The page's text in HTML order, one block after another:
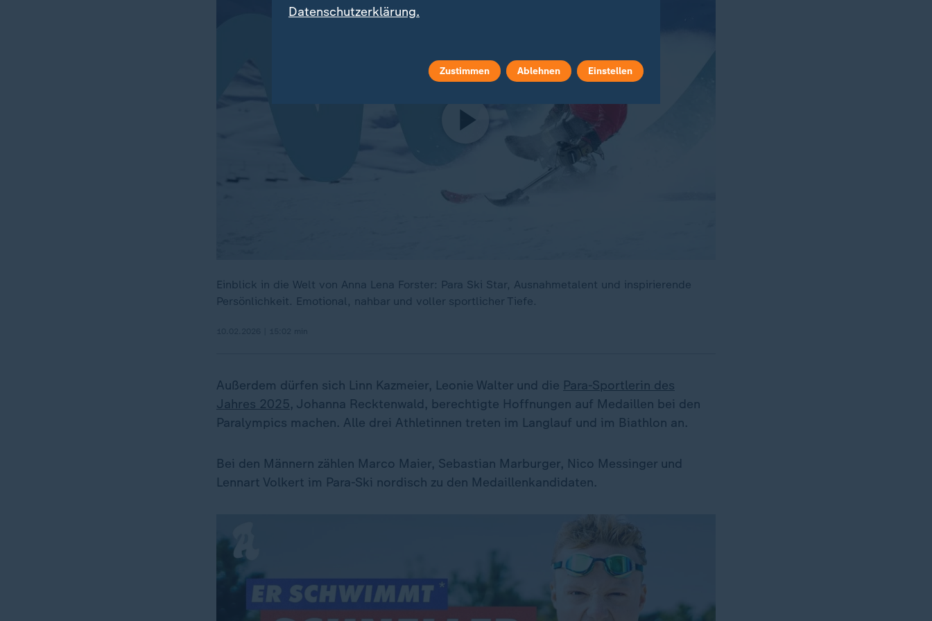
Einblick in die Welt von Anna Lena Forster: Para Ski Star, Ausnahmetalent und inspirierende
Persönlichkeit. Emotional, nahbar und voller sportlicher Tiefe.
Außerdem dürfen sich Linn Kazmeier, Leonie Walter und die Para-Sportlerin des
Jahres 2025, Johanna Recktenwald, berechtigte Hoffnungen auf Medaillen bei den
Paralympics machen. Alle drei Athletinnen treten im Langlauf und im Biathlon an.
Bei den Männern zählen Marco Maier, Sebastian Marburger, Nico Messinger und
Lennart Volkert im Para-Ski nordisch zu den Medaillenkandidaten.
Datenschutzerklärung.
Zustimmen Ablehnen Einstellen